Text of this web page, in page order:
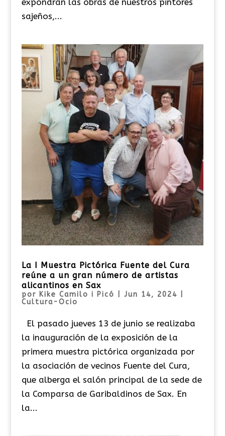
sajeños,...
La I Muestra Pictórica Fuente del Cura
reúne a un gran número de artistas
alicantinos en Sax
por Kike Camilo i Picó Jun 14, 2024
Cultura-Ocio
El pasado jueves 13 de junio se realizaba
la inauguración de la exposición de la
primera muestra pictórica organizada por
la asociación de vecinos Fuente del Cura,
que alberga el salón principal de la sede de
la Comparsa de Garibaldinos de Sax. En
la...